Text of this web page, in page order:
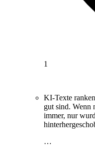
1
KI-Texte
gut sind. Wenn
immer, nur
…